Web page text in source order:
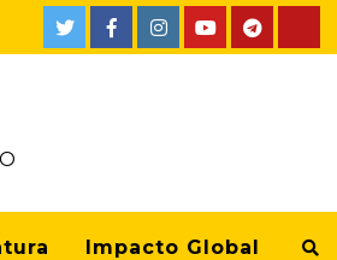
Impacto Global